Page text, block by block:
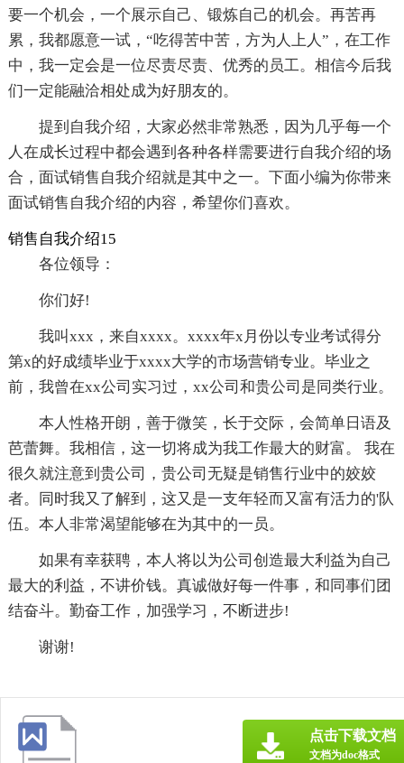
要一个机会，一个展示自己、锻炼自己的机会。再苦再
累，我都愿意一试，“吃得苦中苦，方为人上人”，在工作
中，我一定会是一位尽责尽责、优秀的员工。相信今后我
们一定能融洽相处成为好朋友的。
提到自我介绍，大家必然非常熟悉，因为几乎每一个
人在成长过程中都会遇到各种各样需要进行自我介绍的场
合，面试销售自我介绍就是其中之一。下面小编为你带来
面试销售自我介绍的内容，希望你们喜欢。
销售自我介绍15
各位领导：
你们好!
我叫xxx，来自xxxx。xxxx年x月份以专业考试得分
第x的好成绩毕业于xxxx大学的市场营销专业。毕业之
前，我曾在xx公司实习过，xx公司和贵公司是同类行业。
本人性格开朗，善于微笑，长于交际，会简单日语及
芭蕾舞。我相信，这一切将成为我工作最大的财富。 我在
很久就注意到贵公司，贵公司无疑是销售行业中的姣姣
者。同时我又了解到，这又是一支年轻而又富有活力的'队
伍。本人非常渴望能够在为其中的一员。
如果有幸获聘，本人将以为公司创造最大利益为自己
最大的利益，不讲价钱。真诚做好每一件事，和同事们团
结奋斗。勤奋工作，加强学习，不断进步!
谢谢!
点击下载文档
文档为doc格式